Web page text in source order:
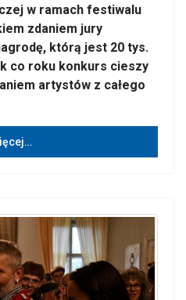
w ramach festiwalu
zdaniem jury
którą jest 20 tys.
co roku konkurs cieszy
artystów z całego